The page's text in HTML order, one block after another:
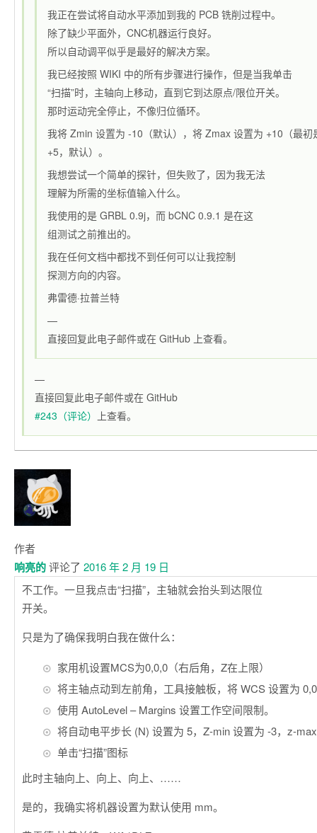
我正在尝试将自动水平添加到我的 PCB 铣削过程中。
除了缺少平面外，CNC机器运行良好。
所以自动调平似乎是最好的解决方案。
我已经按照 WIKI 中的所有步骤进行操作，但是当我单击
“扫描”时，主轴向上移动，直到它到达原点/限位开关。
那时运动完全停止，不像归位循环。
我将 Zmin 设置为 -10（默认），将 Zmax 设置为 +10（最初
+5，默认）。
我想尝试一个简单的探针，但失败了，因为我无法
理解为所需的坐标值输入什么。
我使用的是 GRBL 0.9j，而 bCNC 0.9.1 是在这
组测试之前推出的。
我在任何文档中都找不到任何可以让我控制
探测方向的内容。
弗雷德·拉普兰特
—
直接回复此电子邮件或在 GitHub 上查看。
—
直接回复此电子邮件或在 GitHub
#243（评论）
上查看。
作者
响亮的评论了 2016 年 2 月 19 日
不工作。一旦我点击“扫描”，主轴就会抬头到达限位
开关。
只是为了确保我明白我在做什么：
家用机设置MCS为0,0,0（右后角，Z在上限）
将主轴点动到左前角，工具接触板，将 WCS 设置为
使用 AutoLevel – Margins 设置工作空间限制。
将自动电平步长 (N) 设置为 5，Z-min 设置为 -3，z-
单击“扫描”图标
此时主轴向上、向上、向上、……
是的，我确实将机器设置为默认使用 mm。